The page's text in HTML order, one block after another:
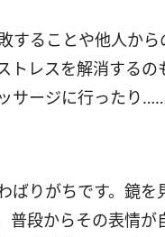
することや他人か
トレスを解消する
サージに行ったり
ばりがちです。鏡
普段からその表情